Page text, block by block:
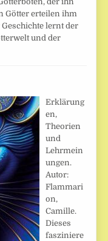
Götter erteilen ihm
lernt der
und der
Erklärung
en,
Theorien
und
Lehrmein
ungen.
Autor:
Flammari
on,
Camille.
Dieses
fasziniere